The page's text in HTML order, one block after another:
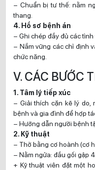
– Chuẩn bị tư thế: nằm
thang.
4. Hồ sơ bệnh án
– Ghi chép đầy đủ các
– Nắm vững các chỉ định
chức năng.
V. CÁC BƯỚC
1. Tâm lý tiếp xúc
– Giải thích cặn kẽ lý do,
bệnh và gia đình để hợp
– Hướng dẫn người bệnh
2. Kỹ thuật
– Thở bằng cơ hoành (cơ
– Nằm ngửa: đầu gối gập
+ Kỹ thuật viên đặt một